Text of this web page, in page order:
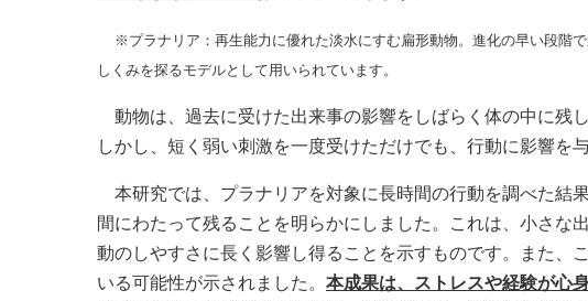
※プラナリア：再生能力に優れた淡水にすむ扁形動物。進化の早い段階
しくみを探るモデルとして用いられています。
動物は、過去に受けた出来事の影響をしばらく体の中に残
しかし、短く弱い刺激を一度受けただけでも、行動に影響を
本研究では、プラナリアを対象に長時間の行動を調べた結
間にわたって残ることを明らかにしました。これは、小さな
動のしやすさに長く影響し得ることを示すものです。また、
いる可能性が示されました。 本成果は、ストレスや経験が心